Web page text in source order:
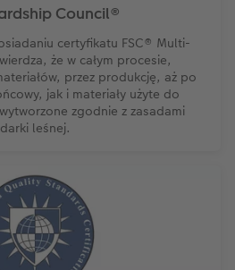
Council®
certyfikatu FSC® Multi-
że w całym procesie,
przez produkcję, aż po
jak i materiały użyte do
zgodnie z zasadami
leśnej.